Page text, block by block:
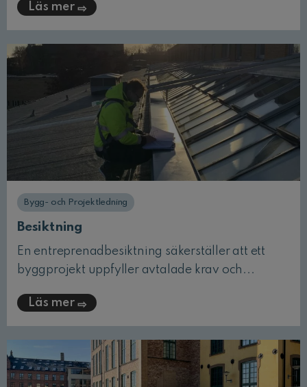
Läs mer
Bygg- och Projektledning
Besiktning
En entreprenadbesiktning säkerställer att ett
byggprojekt uppfyller avtalade krav och...
Läs mer